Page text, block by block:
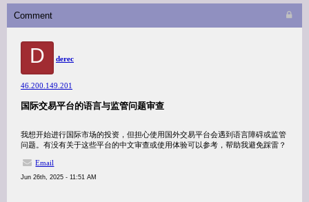
Comment
D derec
46.200.149.201
国际交易平台的语言与监管问题审查
我想开始进行国际市场的投资，但担心使用国外交易平台会遇到语言障碍或监管
问题。有没有关于这些平台的中文审查或使用体验可以参考，帮助我避免踩雷？
Email
Jun 26th, 2025 - 11:51 AM